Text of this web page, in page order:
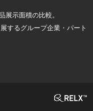
示面積の比較。
するグループ企業・パート